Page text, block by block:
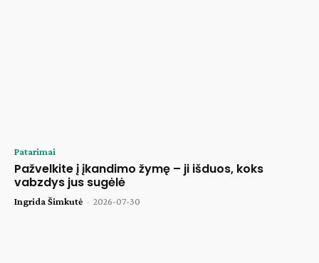
Patarimai
Pažvelkite į įkandimo žymę – ji išduos, koks
vabzdys jus sugėlė
Ingrida Šimkutė - 2026-07-30